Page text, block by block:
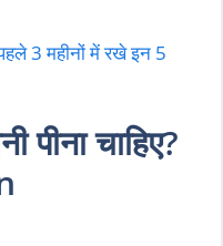
3 महीनों में रखे इन 5
पीना चाहिए?